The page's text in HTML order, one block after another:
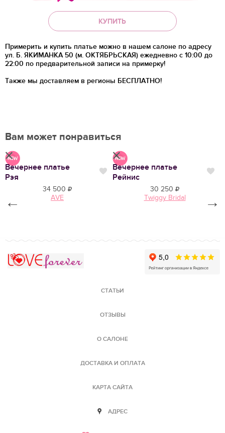
КУПИТЬ
Примерить и купить платье можно в нашем салоне по адресу
ул. Б. ЯКИМАНКА 50 (м. ОКТЯБРЬСКАЯ) ежедневно с 10:00 до
22:00 по предварительной записи на примерку!
Также мы доставляем в регионы БЕСПЛАТНО!
Вам может понравиться
Нравится
Вечернее платье
Рэя
Нравится
34 500
AVE
Вечернее платье
Рейнис
30 250
Twiggy Bridal
← →
СТАТЬИ
ОТЗЫВЫ
О САЛОНЕ
ДОСТАВКА И ОПЛАТА
КАРТА САЙТА
АДРЕС